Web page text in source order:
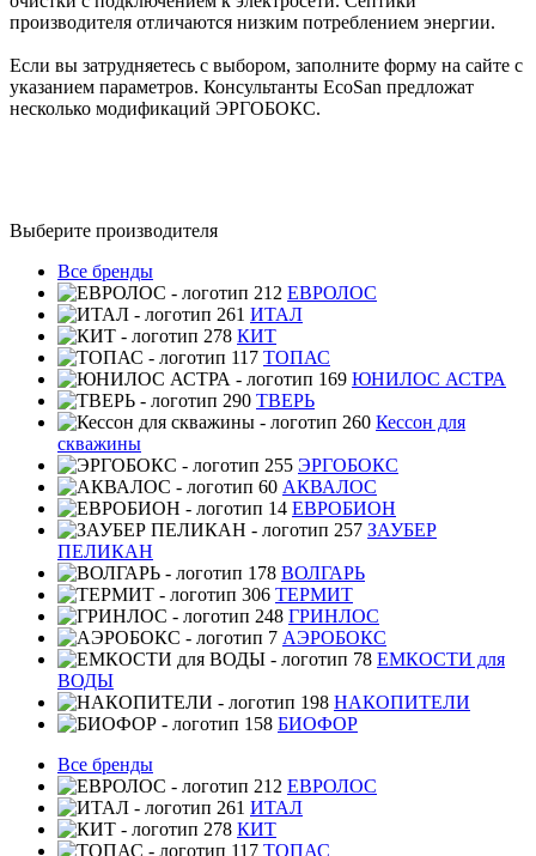
производителя отличаются низким потреблением энергии.
Если вы затрудняетесь с выбором, заполните форму на сайте с
указанием параметров. Консультанты EcoSan предложат
несколько модификаций ЭРГОБОКС.
Выберите производителя
Все бренды
ЕВРОЛОС
ИТАЛ
КИТ
ТОПАС
ЮНИЛОС АСТРА
ТВЕРЬ
Кессон для
скважины
ЭРГОБОКС
АКВАЛОС
ЕВРОБИОН
ЗАУБЕР
ПЕЛИКАН
ВОЛГАРЬ
ТЕРМИТ
ГРИНЛОС
АЭРОБОКС
ЕМКОСТИ для
ВОДЫ
НАКОПИТЕЛИ
БИОФОР
Все бренды
ЕВРОЛОС
ИТАЛ
КИТ
ТОПАС